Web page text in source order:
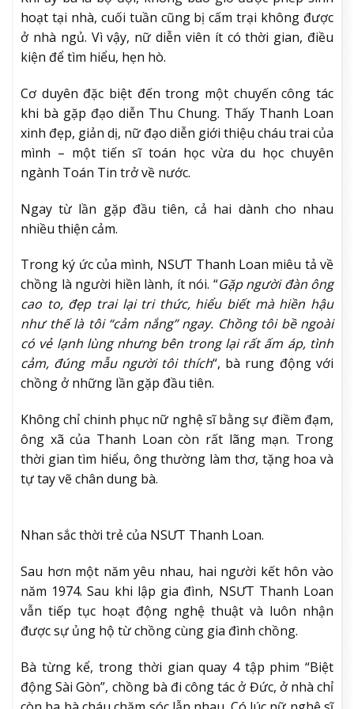
hoạt tại nhà, cuối tuần cũng bị cấm trại không được
ở nhà ngủ. Vì vậy, nữ diễn viên ít có thời gian, điều
kiện để tìm hiểu, hẹn hò.
Cơ duyên đặc biệt đến trong một chuyến công tác
khi bà gặp đạo diễn Thu Chung. Thấy Thanh Loan
xinh đẹp, giản dị, nữ đạo diễn giới thiệu cháu trai của
mình – một tiến sĩ toán học vừa du học chuyên
ngành Toán Tin trở về nước.
Ngay từ lần gặp đầu tiên, cả hai dành cho nhau
nhiều thiện cảm.
Trong ký ức của mình, NSƯT Thanh Loan miêu tả về
chồng là người hiền lành, ít nói. “Gặp người đàn ông
cao to, đẹp trai lại tri thức, hiểu biết mà hiền hậu
như thế là tôi “cảm nắng” ngay. Chồng tôi bề ngoài
có vẻ lạnh lùng nhưng bên trong lại rất ấm áp, tình
cảm, đúng mẫu người tôi thích“, bà rung động với
chồng ở những lần gặp đầu tiên.
Không chỉ chinh phục nữ nghệ sĩ bằng sự điềm đạm,
ông xã của Thanh Loan còn rất lãng mạn. Trong
thời gian tìm hiểu, ông thường làm thơ, tặng hoa và
tự tay vẽ chân dung bà.
Nhan sắc thời trẻ của NSƯT Thanh Loan.
Sau hơn một năm yêu nhau, hai người kết hôn vào
năm 1974. Sau khi lập gia đình, NSƯT Thanh Loan
vẫn tiếp tục hoạt động nghệ thuật và luôn nhận
được sự ủng hộ từ chồng cùng gia đình chồng.
Bà từng kể, trong thời gian quay 4 tập phim “Biệt
động Sài Gòn”, chồng bà đi công tác ở Đức, ở nhà chỉ